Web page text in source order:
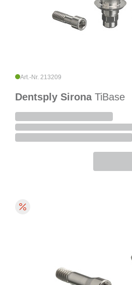
Art.-Nr. 213209
Dentsply Sirona TiBase